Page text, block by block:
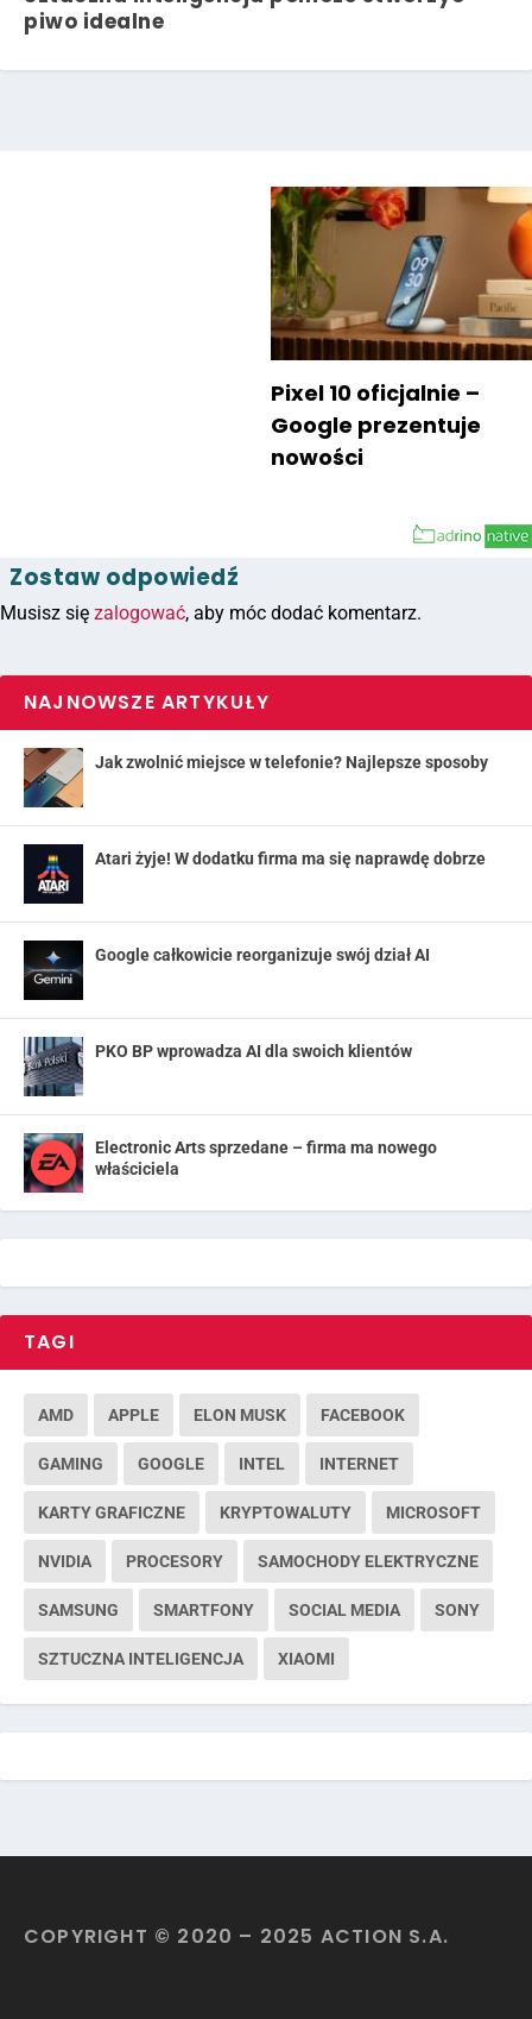
piwo idealne
Pixel 10 oficjalnie –
Google prezentuje
nowości
Zostaw odpowiedź
Musisz się zalogować, aby móc dodać komentarz.
NAJNOWSZE ARTYKUŁY
Jak zwolnić miejsce w telefonie? Najlepsze sposoby
Atari żyje! W dodatku firma ma się naprawdę dobrze
Google całkowicie reorganizuje swój dział AI
PKO BP wprowadza AI dla swoich klientów
Electronic Arts sprzedane – firma ma nowego
właściciela
TAGI
AMD APPLE ELON MUSK FACEBOOK
GAMING GOOGLE INTEL INTERNET
KARTY GRAFICZNE KRYPTOWALUTY MICROSOFT
NVIDIA PROCESORY SAMOCHODY ELEKTRYCZNE
SAMSUNG SMARTFONY SOCIAL MEDIA SONY
SZTUCZNA INTELIGENCJA XIAOMI
COPYRIGHT © 2020 – 2025 ACTION S.A.